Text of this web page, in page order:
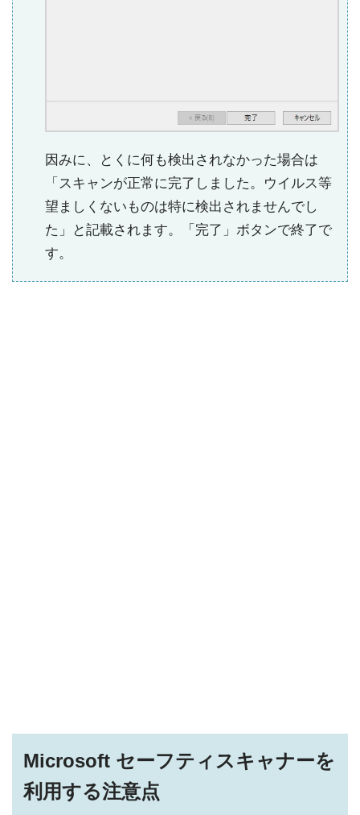
因みに、とくに何も検出されなかった場合は
「スキャンが正常に完了しました。ウイルス等
望ましくないものは特に検出されませんでし
た」と記載されます。「完了」ボタンで終了で
す。
Microsoft セーフティスキャナーを
利用する注意点